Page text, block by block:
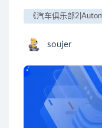
《汽车俱乐部
soujer